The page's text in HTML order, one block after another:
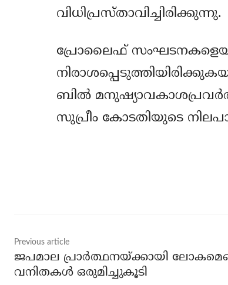
വിധിപ്രസ്താവിച്ചിരിക്കുന്നു.
പ്രോലൈഫ്
ബില്‍
സുപ്രീം കോടതിയുടെ
Previous article
ജപമാല പ്രാര്‍ത്ഥനയ്ക്കായി
വനിതകള്‍ ഒരുമിച്ചുകൂടി